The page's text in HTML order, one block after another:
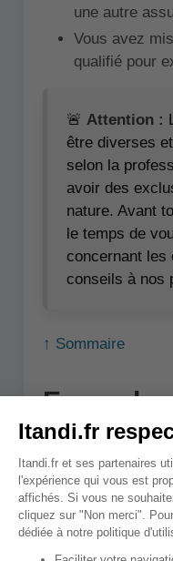
une autre
Vous avez
qualifié pour
🚨 Attention :
être diverses
selon la
avoir des
nature. Avant
le temps de
concernant les
conseils à nos
↑ Sommaire
La RC Pro
sinistres, il n'est